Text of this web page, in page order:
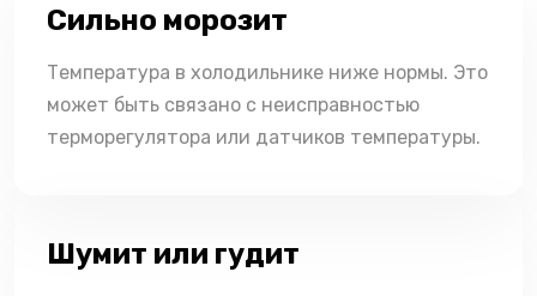
Сильно морозит
Температура в холодильнике ниже нормы. Это
может быть связано с неисправностью
терморегулятора или датчиков температуры.
Шумит или гудит